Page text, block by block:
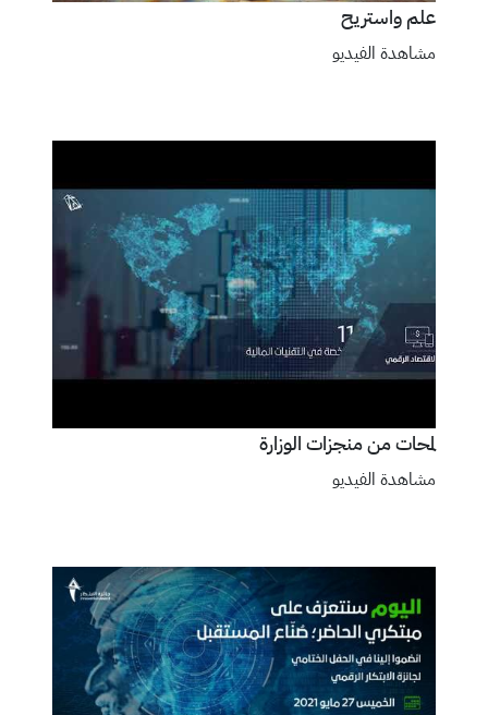
علم واستريح
مشاهدة الفيديو
لمحات من منجزات الوزارة
مشاهدة الفيديو